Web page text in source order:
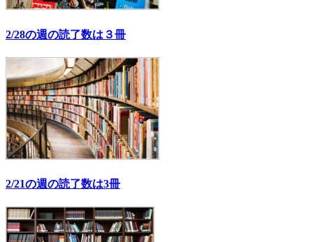
2/28の週の読了数は３冊
2/21の週の読了数は3冊